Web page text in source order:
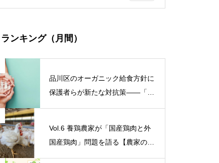
ランキング（月間）
品川区のオーガニック給食方針に
保護者らが新たな対抗策——「品
川区の給食を考える会」がオープ
Vol.6 養鶏農家が「国産鶏肉と外
国産鶏肉」問題を語る【農家の本
音 〇〇（問題）を語る】